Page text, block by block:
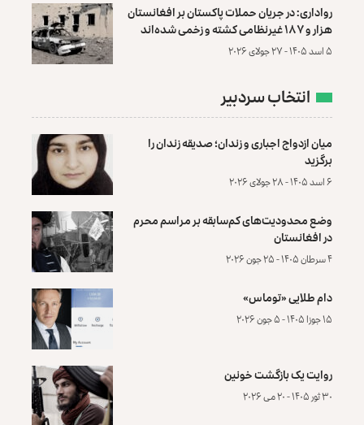
رواداری: در جریان حملات پاکستان بر افغانستان
هزار و ۱۸۷ غیرنظامی کشته و زخمی شده‌اند
۵ اسد ۱۴۰۵ - ۲۷ جولای ۲۰۲۶
انتخاب سردبیر
میان ازدواج اجباری و زندان؛ صدیقه زندان را
برگزید
۶ اسد ۱۴۰۵ - ۲۸ جولای ۲۰۲۶
وضع محدودیت‌های کم‌سابقه بر مراسم محرم
در افغانستان
۴ سرطان ۱۴۰۵ - ۲۵ جون ۲۰۲۶
دام طلایی «توماس»
۱۵ جوزا ۱۴۰۵ - ۵ جون ۲۰۲۶
روایت یک بازگشت خونین
۳۰ ثور ۱۴۰۵ - ۲۰ می ۲۰۲۶